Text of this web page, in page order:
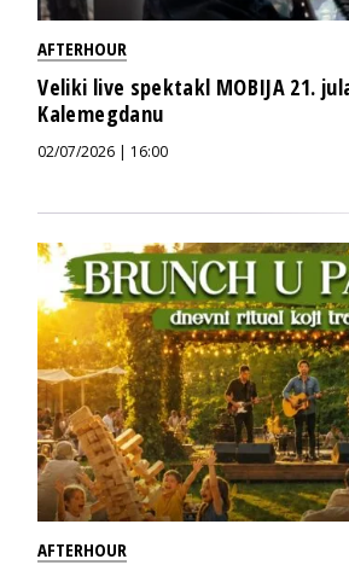
AFTERHOUR
Veliki live spektakl MOBIJA 21.
Kalemegdanu
02/07/2026 | 16:00
AFTERHOUR